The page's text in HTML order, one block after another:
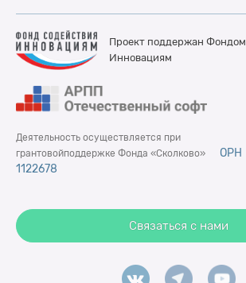
Проект поддержан Фондом
Инновациям
Деятельность осуществляется при
грантовойподдержке Фонда «Сколково»
ОРН
1122678
Связаться с нами